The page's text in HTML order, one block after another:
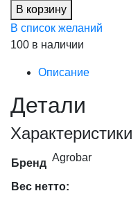
1
180,00 ₽.
смородина
Agrobar
с/
(20%),
шт
количество
В корзину
В список желаний
100 в наличии
Описание
Детали
Характеристики
Бренд Agrobar
Вес нетто: